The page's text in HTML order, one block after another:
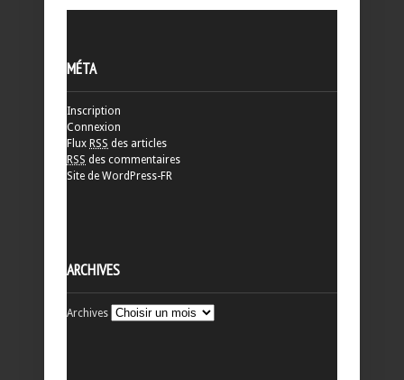
MÉTA
Inscription
Connexion
Flux RSS des articles
RSS des commentaires
Site de WordPress-FR
ARCHIVES
Archives